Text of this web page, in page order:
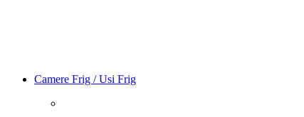
Camere Frig / Usi Frig